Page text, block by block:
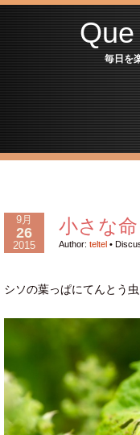
毎日を
9月
26
2015
小さな命
Author: teltel •
シソの葉っぱにてんとう虫